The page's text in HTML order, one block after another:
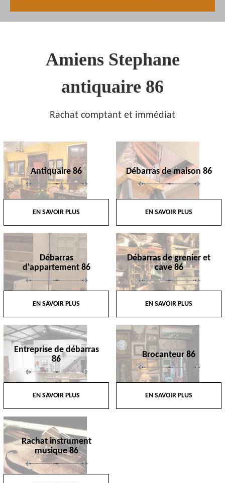
Amiens Stephane
antiquaire 86
Rachat comptant et immédiat
Antiquaire 86
EN SAVOIR PLUS
Débarras de maison 86
EN SAVOIR PLUS
Débarras
d'appartement 86
EN SAVOIR PLUS
Débarras de grenier et
cave 86
EN SAVOIR PLUS
Entreprise de débarras
86
EN SAVOIR PLUS
Brocanteur 86
EN SAVOIR PLUS
Rachat instrument
musique 86